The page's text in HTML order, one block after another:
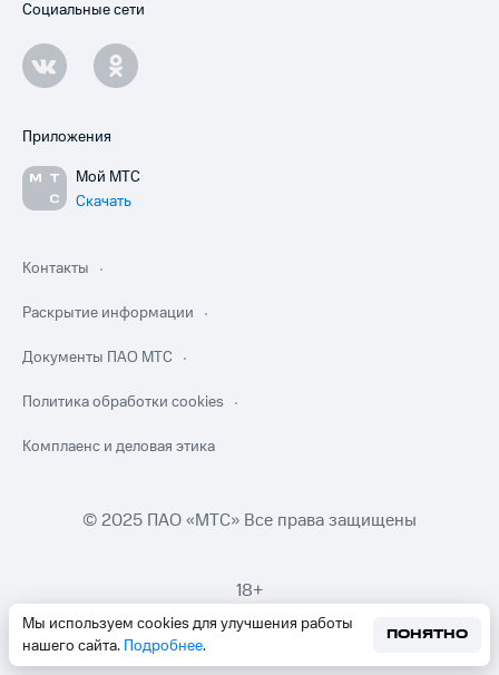
Мы используем cookies для улучшения работы
нашего сайта. Подробнее.
ПОНЯТНО
Социальные сети
Приложения
Мой МТС
Скачать
Контакты
Раскрытие информации
Документы ПАО МТС
Политика обработки cookies
Комплаенс и деловая этика
© 2025 ПАО «МТС» Все права защищены
18+